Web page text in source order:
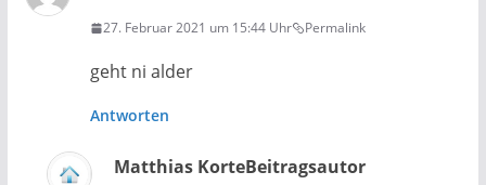
27. Februar 2021 um 15:44 Uhr Permalink
geht ni alder
Antworten
Matthias KorteBeitragsautor